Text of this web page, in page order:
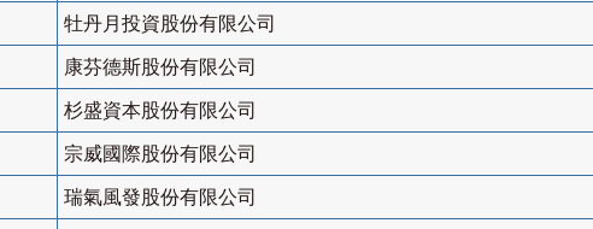
牡丹月投資股份有限公司
康芬德斯股份有限公司
杉盛資本股份有限公司
宗威國際股份有限公司
瑞氣風發股份有限公司